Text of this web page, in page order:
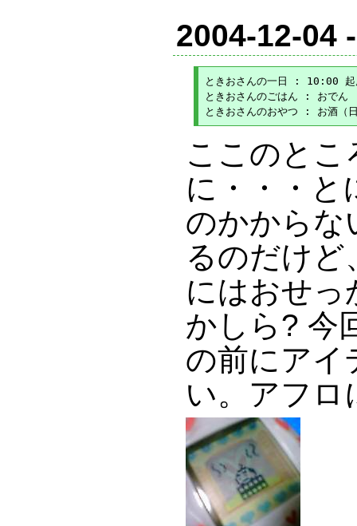
2004-12-04
ときおさんの一日 : 10:00
ときおさんのごはん : おでん
ここのとこ
に・・・と
のかからな
るのだけど
にはおせっ
かしら? 今
の前にアイ
い。アフロ